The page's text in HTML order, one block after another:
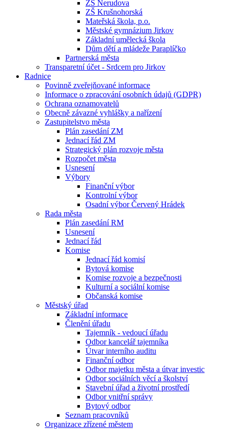
ZŠ Nerudova
ZŠ Krušnohorská
Mateřská škola, p.o.
Městské gymnázium Jirkov
Základní umělecká škola
Dům dětí a mládeže Paraplíčko
Partnerská města
Transparetní účet - Srdcem pro Jirkov
Radnice
Povinně zveřejňované informace
Informace o zpracování osobních údajů (GDPR)
Ochrana oznamovatelů
Obecně závazné vyhlášky a nařízení
Zastupitelstvo města
Plán zasedání ZM
Jednací řád ZM
Strategický plán rozvoje města
Rozpočet města
Usnesení
Výbory
Finanční výbor
Kontrolní výbor
Osadní výbor Červený Hrádek
Rada města
Plán zasedání RM
Usnesení
Jednací řád
Komise
Jednací řád komisí
Bytová komise
Komise rozvoje a bezpečnosti
Kulturní a sociální komise
Občanská komise
Městský úřad
Základní informace
Členění úřadu
Tajemník - vedoucí úřadu
Odbor kancelář tajemníka
Útvar interního auditu
Finanční odbor
Odbor majetku města a útvar investic
Odbor sociálních věcí a školství
Stavební úřad a životní prostředí
Odbor vnitřní správy
Bytový odbor
Seznam pracovníků
Organizace zřízené městem